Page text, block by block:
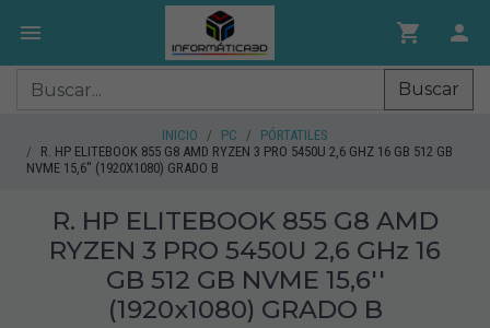
Buscar
INICIO PC
PÓRTATILES
R. HP ELITEBOOK 855 G8 AMD RYZEN 3 PRO 5450U 2,6 GHZ 16 GB 512 GB
NVME 15,6'' (1920X1080) GRADO B
R. HP ELITEBOOK 855 G8 AMD
RYZEN 3 PRO 5450U 2,6 GHz 16
GB 512 GB NVME 15,6''
(1920x1080) GRADO B